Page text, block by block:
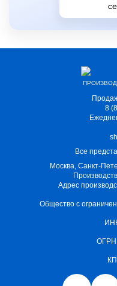
8
Все
Москва, Санкт-
Адрес
Общество с
ОГРН